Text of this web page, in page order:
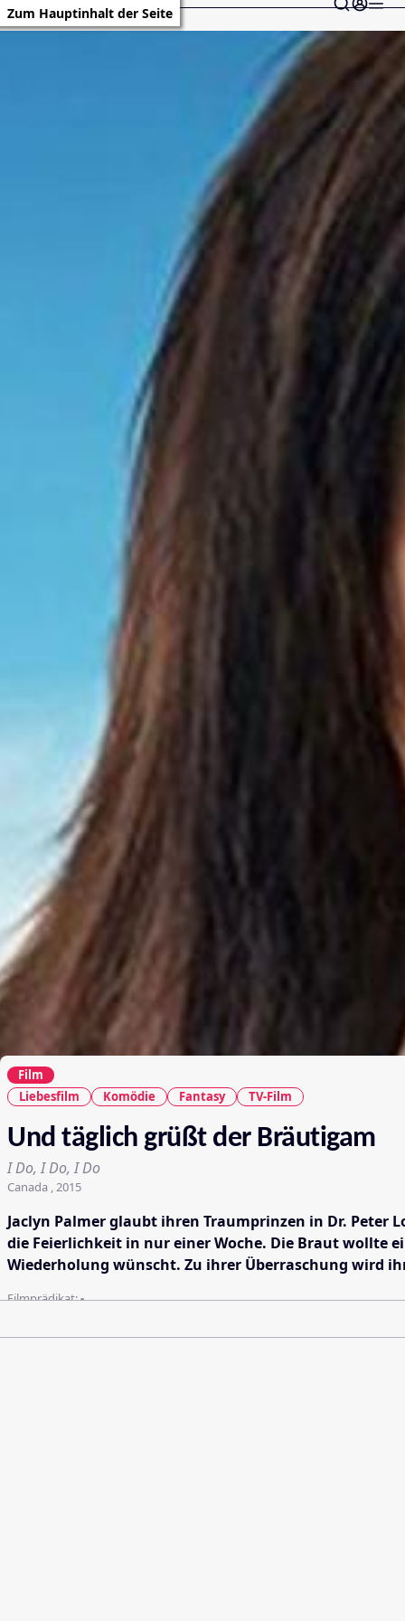
Zum Hauptinhalt der Seite
Film
Liebesfilm
Komödie Fantasy TV-Film
Und täglich grüßt der Bräutigam
I Do, I Do, I Do
Canada , 2015
Jaclyn Palmer glaubt ihren Traumprinzen in Dr. Peter
die Feierlichkeit in nur einer Woche. Die Braut wollte
Wiederholung wünscht. Zu ihrer Überraschung wird
Filmprädikat:-